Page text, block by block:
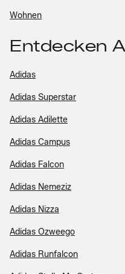
Wohnen
Entdecken
Adidas
Adidas Superstar
Adidas Adilette
Adidas Campus
Adidas Falcon
Adidas Nemeziz
Adidas Nizza
Adidas Ozweego
Adidas Runfalcon